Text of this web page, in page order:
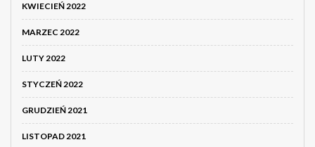
KWIECIEŃ 2022
MARZEC 2022
LUTY 2022
STYCZEŃ 2022
GRUDZIEŃ 2021
LISTOPAD 2021